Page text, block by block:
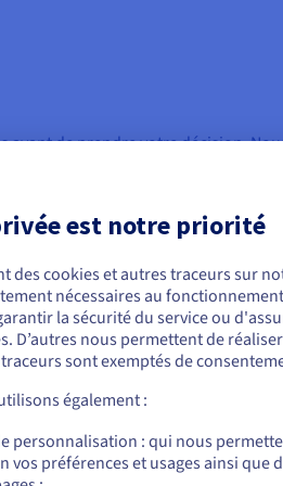
avant de prendre votre décision.
façon dont vous souhaitez les
serveurs. Vous pouvez installer
disposez d’un accès root complet.
de surveillance des serveurs. Il
de mesures importantes telles que
permettant de maintenir les
fonctionnement :
un serveur.
ou à nos datacenters, vous
en États-Unis.
site de votre pays (États-Unis) et créez un
USD - $
est notre priorité
des cookies et autres traceurs sur
nécessaires au
la sécurité du service ou
D’autres nous permettent de
sont exemptés de
également :
personnalisation : qui nous
vos préférences et usages ainsi que